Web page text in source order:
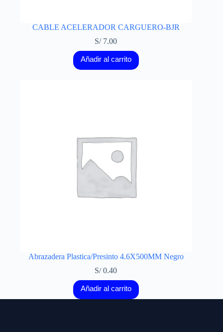
CABLE ACELERADOR CARGUERO-BJR
S/7.00
Añadir al carrito
Abrazadera Plastica/Presinto 4.6X500MM Negro
S/0.40
Añadir al carrito